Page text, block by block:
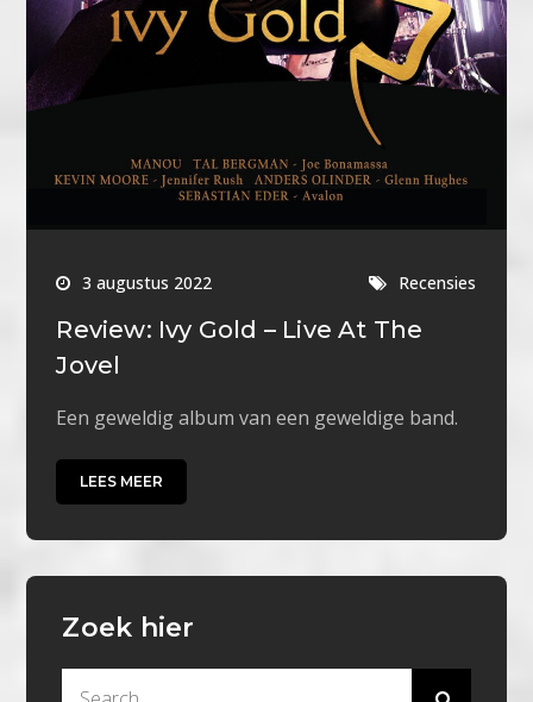
3 augustus 2022 Recensies
Review: Ivy Gold – Live At The
Jovel
Een geweldig album van een geweldige band.
LEES MEER
Zoek hier